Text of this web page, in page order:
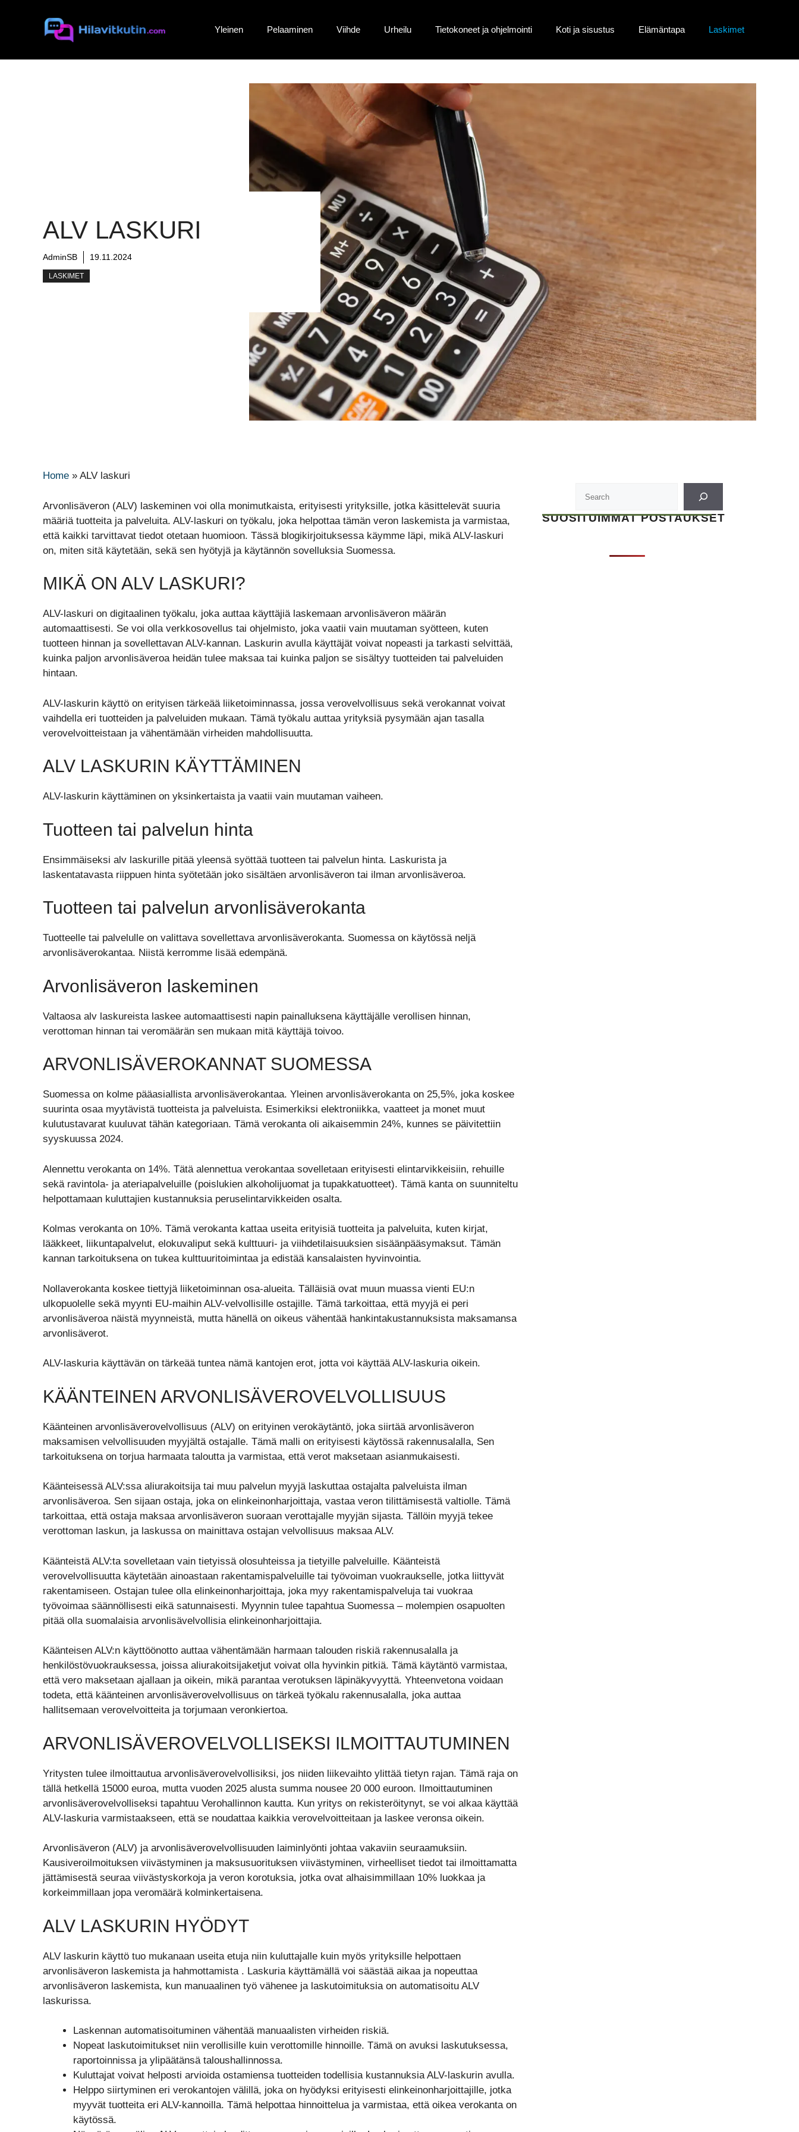
Yleinen Pelaaminen Viihde Urheilu Tietokoneet ja ohjelmointi Koti ja sisustus Elämäntapa Laskimet
ALV LASKURI
AdminSB 19.11.2024
LASKIMET
Home » ALV laskuri
Arvonlisäveron (ALV) laskeminen voi olla monimutkaista, erityisesti yrityksille, jotka käsittelevät suuria
määriä tuotteita ja palveluita. ALV-laskuri on työkalu, joka helpottaa tämän veron laskemista ja varmistaa,
että kaikki tarvittavat tiedot otetaan huomioon. Tässä blogikirjoituksessa käymme läpi, mikä ALV-laskuri
on, miten sitä käytetään, sekä sen hyötyjä ja käytännön sovelluksia Suomessa.
MIKÄ ON ALV LASKURI?
ALV-laskuri on digitaalinen työkalu, joka auttaa käyttäjiä laskemaan arvonlisäveron määrän
automaattisesti. Se voi olla verkkosovellus tai ohjelmisto, joka vaatii vain muutaman syötteen, kuten
tuotteen hinnan ja sovellettavan ALV-kannan. Laskurin avulla käyttäjät voivat nopeasti ja tarkasti selvittää,
kuinka paljon arvonlisäveroa heidän tulee maksaa tai kuinka paljon se sisältyy tuotteiden tai palveluiden
hintaan.
ALV-laskurin käyttö on erityisen tärkeää liiketoiminnassa, jossa verovelvollisuus sekä verokannat voivat
vaihdella eri tuotteiden ja palveluiden mukaan. Tämä työkalu auttaa yrityksiä pysymään ajan tasalla
verovelvoitteistaan ja vähentämään virheiden mahdollisuutta.
ALV LASKURIN KÄYTTÄMINEN
ALV-laskurin käyttäminen on yksinkertaista ja vaatii vain muutaman vaiheen.
Tuotteen tai palvelun hinta
Ensimmäiseksi alv laskurille pitää yleensä syöttää tuotteen tai palvelun hinta. Laskurista ja
laskentatavasta riippuen hinta syötetään joko sisältäen arvonlisäveron tai ilman arvonlisäveroa.
Tuotteen tai palvelun arvonlisäverokanta
Tuotteelle tai palvelulle on valittava sovellettava arvonlisäverokanta. Suomessa on käytössä neljä
arvonlisäverokantaa. Niistä kerromme lisää edempänä.
Arvonlisäveron laskeminen
Valtaosa alv laskureista laskee automaattisesti napin painalluksena käyttäjälle verollisen hinnan,
verottoman hinnan tai veromäärän sen mukaan mitä käyttäjä toivoo.
ARVONLISÄVEROKANNAT SUOMESSA
Suomessa on kolme pääasiallista arvonlisäverokantaa. Yleinen arvonlisäverokanta on 25,5%, joka koskee
suurinta osaa myytävistä tuotteista ja palveluista. Esimerkiksi elektroniikka, vaatteet ja monet muut
kulutustavarat kuuluvat tähän kategoriaan. Tämä verokanta oli aikaisemmin 24%, kunnes se päivitettiin
syyskuussa 2024.
Alennettu verokanta on 14%. Tätä alennettua verokantaa sovelletaan erityisesti elintarvikkeisiin, rehuille
sekä ravintola- ja ateriapalveluille (poislukien alkoholijuomat ja tupakkatuotteet). Tämä kanta on suunniteltu
helpottamaan kuluttajien kustannuksia peruselintarvikkeiden osalta.
Kolmas verokanta on 10%. Tämä verokanta kattaa useita erityisiä tuotteita ja palveluita, kuten kirjat,
lääkkeet, liikuntapalvelut, elokuvaliput sekä kulttuuri- ja viihdetilaisuuksien sisäänpääsymaksut. Tämän
kannan tarkoituksena on tukea kulttuuritoimintaa ja edistää kansalaisten hyvinvointia.
Nollaverokanta koskee tiettyjä liiketoiminnan osa-alueita. Tälläisiä ovat muun muassa vienti EU:n
ulkopuolelle sekä myynti EU-maihin ALV-velvollisille ostajille. Tämä tarkoittaa, että myyjä ei peri
arvonlisäveroa näistä myynneistä, mutta hänellä on oikeus vähentää hankintakustannuksista maksamansa
arvonlisäverot.
ALV-laskuria käyttävän on tärkeää tuntea nämä kantojen erot, jotta voi käyttää ALV-laskuria oikein.
KÄÄNTEINEN ARVONLISÄVEROVELVOLLISUUS
Käänteinen arvonlisäverovelvollisuus (ALV) on erityinen verokäytäntö, joka siirtää arvonlisäveron
maksamisen velvollisuuden myyjältä ostajalle. Tämä malli on erityisesti käytössä rakennusalalla, Sen
tarkoituksena on torjua harmaata taloutta ja varmistaa, että verot maksetaan asianmukaisesti.
Käänteisessä ALV:ssa aliurakoitsija tai muu palvelun myyjä laskuttaa ostajalta palveluista ilman
arvonlisäveroa. Sen sijaan ostaja, joka on elinkeinonharjoittaja, vastaa veron tilittämisestä valtiolle. Tämä
tarkoittaa, että ostaja maksaa arvonlisäveron suoraan verottajalle myyjän sijasta. Tällöin myyjä tekee
verottoman laskun, ja laskussa on mainittava ostajan velvollisuus maksaa ALV.
Käänteistä ALV:ta sovelletaan vain tietyissä olosuhteissa ja tietyille palveluille. Käänteistä
verovelvollisuutta käytetään ainoastaan rakentamispalveluille tai työvoiman vuokraukselle, jotka liittyvät
rakentamiseen. Ostajan tulee olla elinkeinonharjoittaja, joka myy rakentamispalveluja tai vuokraa
työvoimaa säännöllisesti eikä satunnaisesti. Myynnin tulee tapahtua Suomessa – molempien osapuolten
pitää olla suomalaisia arvonlisävelvollisia elinkeinonharjoittajia.
Käänteisen ALV:n käyttöönotto auttaa vähentämään harmaan talouden riskiä rakennusalalla ja
henkilöstövuokrauksessa, joissa aliurakoitsijaketjut voivat olla hyvinkin pitkiä. Tämä käytäntö varmistaa,
että vero maksetaan ajallaan ja oikein, mikä parantaa verotuksen läpinäkyvyyttä. Yhteenvetona voidaan
todeta, että käänteinen arvonlisäverovelvollisuus on tärkeä työkalu rakennusalalla, joka auttaa
hallitsemaan verovelvoitteita ja torjumaan veronkiertoa.
ARVONLISÄVEROVELVOLLISEKSI ILMOITTAUTUMINEN
Yritysten tulee ilmoittautua arvonlisäverovelvollisiksi, jos niiden liikevaihto ylittää tietyn rajan. Tämä raja on
tällä hetkellä 15000 euroa, mutta vuoden 2025 alusta summa nousee 20 000 euroon. Ilmoittautuminen
arvonlisäverovelvolliseksi tapahtuu Verohallinnon kautta. Kun yritys on rekisteröitynyt, se voi alkaa käyttää
ALV-laskuria varmistaakseen, että se noudattaa kaikkia verovelvoitteitaan ja laskee veronsa oikein.
Arvonlisäveron (ALV) ja arvonlisäverovelvollisuuden laiminlyönti johtaa vakaviin seuraamuksiin.
Kausiveroilmoituksen viivästyminen ja maksusuorituksen viivästyminen, virheelliset tiedot tai ilmoittamatta
jättämisestä seuraa viivästyskorkoja ja veron korotuksia, jotka ovat alhaisimmillaan 10% luokkaa ja
korkeimmillaan jopa veromäärä kolminkertaisena.
ALV LASKURIN HYÖDYT
ALV laskurin käyttö tuo mukanaan useita etuja niin kuluttajalle kuin myös yrityksille helpottaen
arvonlisäveron laskemista ja hahmottamista . Laskuria käyttämällä voi säästää aikaa ja nopeuttaa
arvonlisäveron laskemista, kun manuaalinen työ vähenee ja laskutoimituksia on automatisoitu ALV
laskurissa.
Laskennan automatisoituminen vähentää manuaalisten virheiden riskiä.
Nopeat laskutoimitukset niin verollisille kuin verottomille hinnoille. Tämä on avuksi laskutuksessa,
raportoinnissa ja ylipäätänsä taloushallinnossa.
Kuluttajat voivat helposti arvioida ostamiensa tuotteiden todellisia kustannuksia ALV-laskurin avulla.
Helppo siirtyminen eri verokantojen välillä, joka on hyödyksi erityisesti elinkeinonharjoittajille, jotka
myyvät tuotteita eri ALV-kannoilla. Tämä helpottaa hinnoittelua ja varmistaa, että oikea verokanta on
käytössä.
SUOSITUIMMAT POSTAUKSET